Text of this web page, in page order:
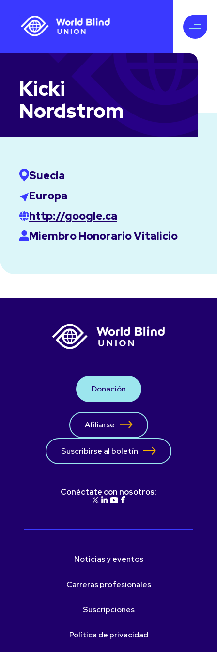
Kicki
Nordstrom
Suecia
Europa
http://google.ca
Miembro Honorario Vitalicio
Donación
Afiliarse
Suscribirse al boletín
Conéctate con nosotros:
Noticias y eventos
Carreras profesionales
Suscripciones
Política de privacidad